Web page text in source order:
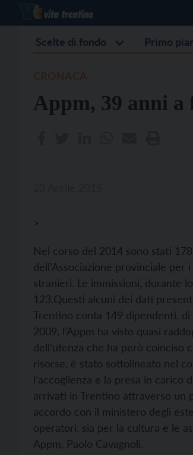
Scelte di fondo Primo
Appm, 39 anni
>
Nel corso del 2014 sono stati
dell’Associazione provinciale
stranieri. Le immissioni, durante
123.Questi alcuni dei dati
Trentino conta 149 dipendenti,
2009, l’Appm ha visto quasi
dell’utenza che ha però coinciso
risorse, è stato sottolineato nel
l’accoglienza e la presa in
arrivati in Trentino attraverso un
accordo con il ministero degli
operatori, sia per la cultura e le
Appm, Paolo Cavagnoli.